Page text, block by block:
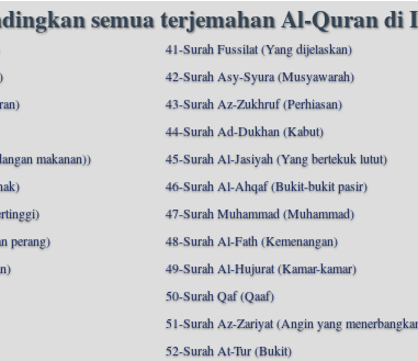
semua terjemahan Al-Quran di
makanan))
perang)
41-Surah Fussilat (Yang dijelaskan)
42-Surah Asy-Syura (Musyawarah)
43-Surah Az-Zukhruf (Perhiasan)
44-Surah Ad-Dukhan (Kabut)
45-Surah Al-Jasiyah (Yang bertekuk lutut)
46-Surah Al-Ahqaf (Bukit-bukit pasir)
47-Surah Muhammad (Muhammad)
48-Surah Al-Fath (Kemenangan)
49-Surah Al-Hujurat (Kamar-kamar)
50-Surah Qaf (Qaaf)
51-Surah Az-Zariyat (Angin yang
52-Surah At-Tur (Bukit)